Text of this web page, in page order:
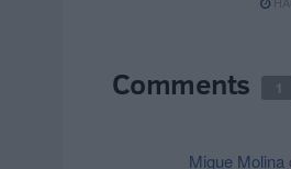
Comments 1
Migue Molina